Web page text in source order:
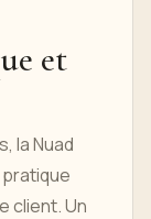
et
la Nuad
client. Un